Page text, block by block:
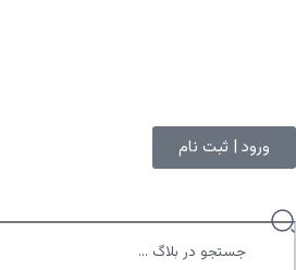
ورود | ثبت نام